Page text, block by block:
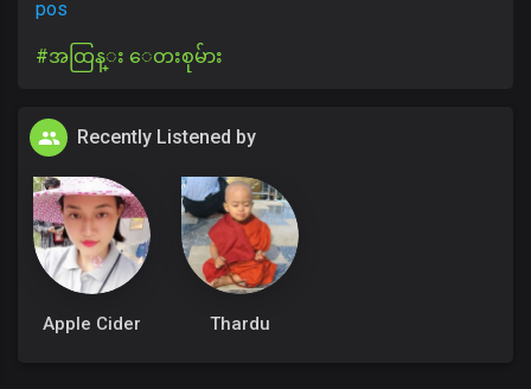
pos
#အထြန္း ေတးစုမ်ား
Recently Listened by
Apple Cider Thardu